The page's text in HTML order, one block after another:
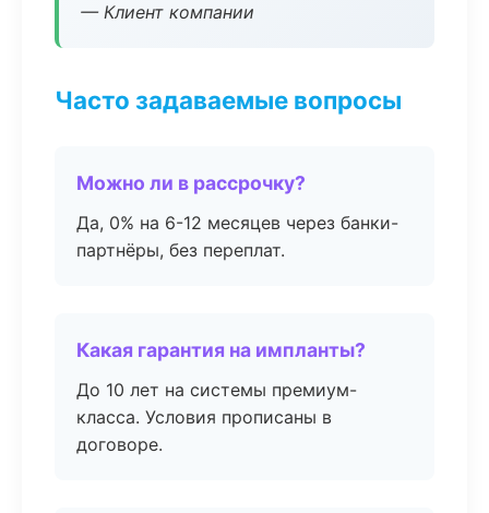
— Клиент компании
Часто задаваемые вопросы
Можно ли в рассрочку?
Да, 0% на 6-12 месяцев через банки-
партнёры, без переплат.
Какая гарантия на импланты?
До 10 лет на системы премиум-
класса. Условия прописаны в
договоре.